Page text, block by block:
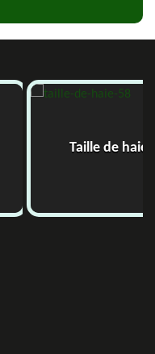
Taille de haie